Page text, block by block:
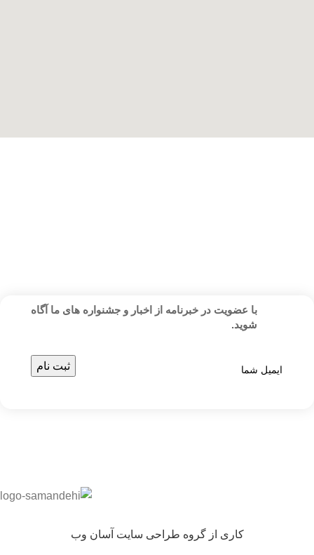
با عضویت در خبرنامه از اخبار و جشنواره های ما آگاه
شوید.
کاری از گروه طراحی سایت آسان وب